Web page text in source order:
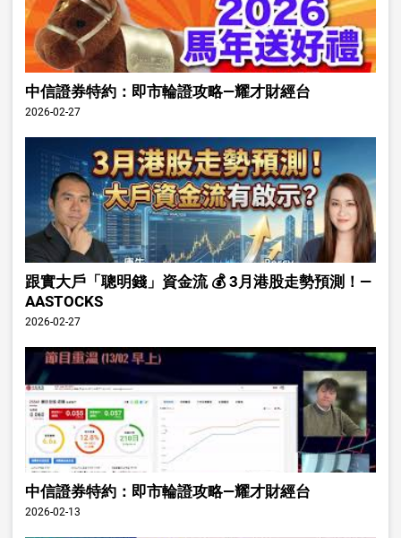
中信證券特約：即市輪證攻略—耀才財經台
2026-02-27
跟實大戶「聰明錢」資金流 💰 3月港股走勢預測！—
AASTOCKS
2026-02-27
中信證券特約：即市輪證攻略—耀才財經台
2026-02-13